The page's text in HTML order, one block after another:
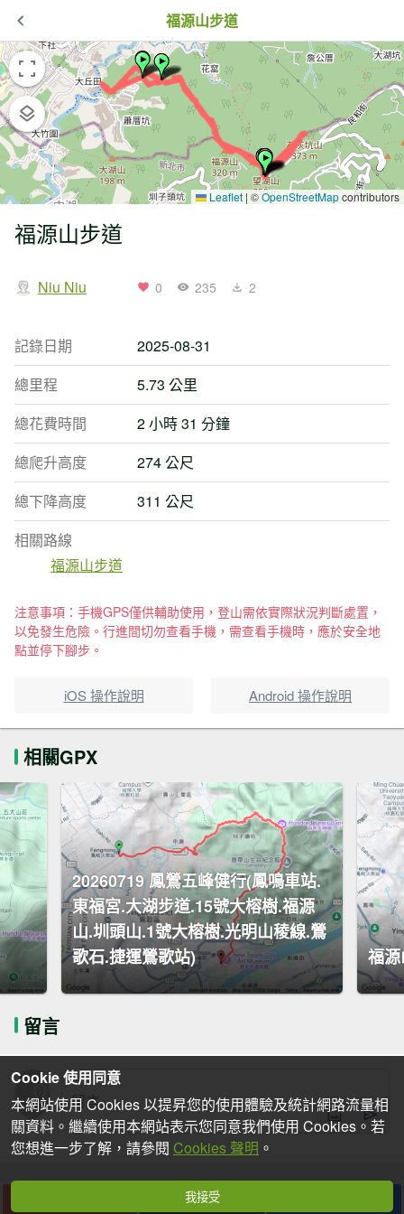
福源山步道
Leaflet | ©OpenStreetMapcontributors
福源山步道
Niu Niu 0 235 2
記錄日期
2025-08-31
總里程
5.73 公里
總花費時間
2 小時 31 分鐘
總爬升高度
274 公尺
總下降高度
311 公尺
相關路線
福源山步道
注意事項：手機GPS僅供輔助使用，登山需依實際狀況判斷處置，
以免發生危險。行進間切勿查看手機，需查看手機時，應於安全地
點並停下腳步。
iOS 操作說明 Android 操作說明
相關GPX
20260719 鳳鶯五峰健行(鳳鳴車站.
東福宮.大湖步道.15號大榕樹.福源
山.圳頭山.1號大榕樹.光明山稜線.鶯
歌石.捷運鶯歌站)
福
留言
下載
Cookie 使用同意
本網站使用 Cookies 以提昇您的使用體驗及統計網路流量相
關資料。繼續使用本網站表示您同意我們使用 Cookies。若
您想進一步了解，請參閱 Cookies 聲明 。
我接受